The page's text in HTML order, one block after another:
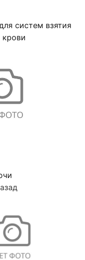
систем взятия
крови